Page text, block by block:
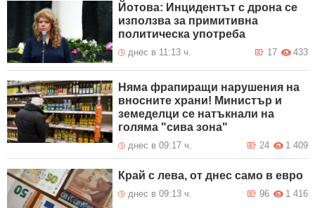
Йотова: Инцидентът с дрона се
използва за примитивна
политическа употреба
днес в 11:13 ч. 433
17
Няма фрапиращи нарушения на
вносните храни! Министър и
земеделци се натъкнали на
голяма "сива зона"
днес в 09:17 ч. 1 409
24
Край с лева, от днес само в евро
днес в 09:13 ч. 1 416
96